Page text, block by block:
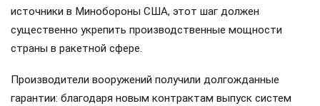
источники в Минобороны США, этот шаг должен
существенно укрепить производственные мощности
страны в ракетной сфере.
Производители вооружений получили долгожданные
гарантии: благодаря новым контрактам выпуск систем